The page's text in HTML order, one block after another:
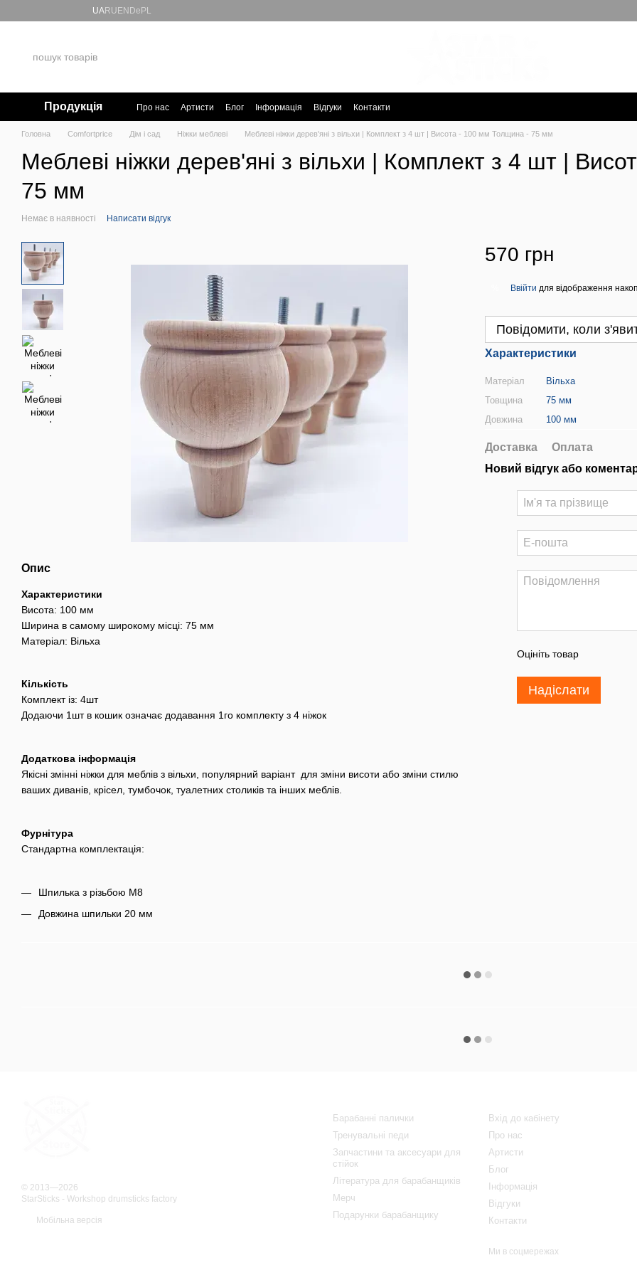
Перейти до основного контенту
UARU EN De PL
Продукція Про нас Артисти Блог Інформація Відгуки Контакти
Головна Comfortprice Дім і сад Ніжки меблеві Меблеві ніжки дерев'яні з вільхи | Комплект з 4 шт | Висота - 100 мм Толщина - 75 мм
Меблеві ніжки дерев'яні з вільхи | Комплект з 4 шт |
75 мм
Немає в наявності Написати відгук
Опис
Характеристики
Висота: 100 мм
Ширина в самому широкому місці: 75 мм
Матеріал: Вільха
Кількість
Комплект із: 4шт
Додаючи 1шт в кошик означає додавання 1го комплекту з 4 ніжок
Додаткова інформація
Якісні змінні ніжки для меблів з вільхи, популярний варіант для зміни висоти або зміни стилю
ваших диванів, крісел, тумбочок, туалетних столиків та інших меблів.
Фурнітура
Стандартна комплектація:
Шпилька з різьбою М8
Довжина шпильки 20 мм
570 грн
Ввійти для відображення
Повідомити, коли
Характеристики
Матеріал
Вільха
Товщина
75 мм
Довжина
100 мм
Доставка
Оплата
Новий відгук або
Оцініть товар
Надіслати
© 2013—2026
StarSticks - Workshop drumsticks factory
Мобільна версія
Барабанні палички
Тренувальні педи
Запчастини та аксесуари для
стійок
Література для барабанщиків
Мерч
Подарунки барабанщику
Вхід до кабінету
Про нас
Артисти
Блог
Інформація
Відгуки
Контакти
Ми в соцмережах